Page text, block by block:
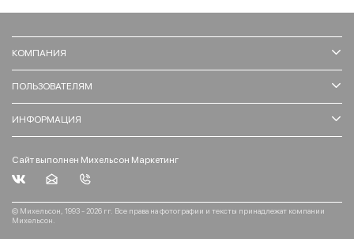
КОМПАНИЯ
ПОЛЬЗОВАТЕЛЯМ
ИНФОРМАЦИЯ
Сайт выполнен Михельсон Маркетинг
© Михельсон, 1993 - 2026 гг. Все права на фотографии и тексты принадлежат компании
Михельсон.